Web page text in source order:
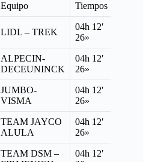
Equipo Tiempos
LIDL – TREK
04h 12′
26»
ALPECIN-
DECEUNINCK
04h 12′
26»
JUMBO-
VISMA
04h 12′
26»
TEAM JAYCO
ALULA
04h 12′
26»
TEAM DSM –
04h 12′